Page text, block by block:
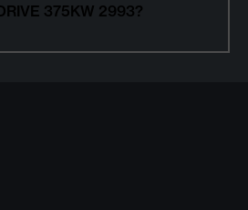
375KW 2993?